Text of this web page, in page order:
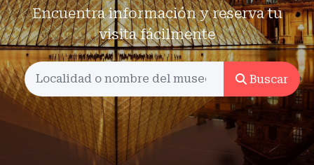
Encuentra información y reserva tu
visita fácilmente
Buscar